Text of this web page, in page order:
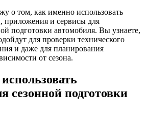
о том, как именно использовать
приложения и сервисы для
подготовки автомобиля. Вы узнаете,
для проверки технического
и даже для планирования
от сезона.
сезонной подготовки